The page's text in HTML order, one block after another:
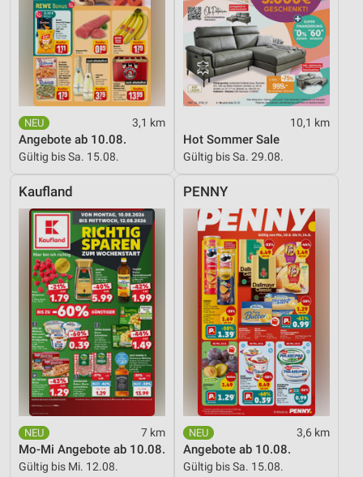
3,1 km
Angebote ab 10.08.
Gültig bis Sa. 15.08.
10,1 km
Hot Sommer Sale
Gültig bis Sa. 29.08.
Kaufland
7 km
Mo-Mi Angebote ab 10.08.
Gültig bis Mi. 12.08.
PENNY
3,6 km
Angebote ab 10.08.
Gültig bis Sa. 15.08.
Kombinationen von Daten aus verschiedenen
Quellen
Entwicklung und Verbesserung der Angebote
Verwendung reduzierter Daten zur Auswahl von
Inhalten
IAB-Besonderheiten:
Verwendung genauer Standortdaten
Geräte anhand von aktiv angeforderten
Informationen identifizieren
Nicht-IAB-Verarbeitungszwecke:
Notwendig
Performance
Funktional
Werbung